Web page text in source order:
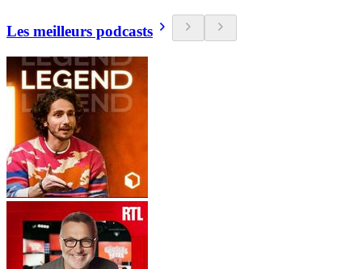
Les meilleurs podcasts